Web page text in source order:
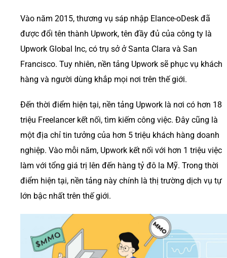
Vào năm 2015, thương vụ sáp nhập Elance-oDesk đã
được đổi tên thành Upwork, tên đầy đủ của công ty là
Upwork Global Inc, có trụ sở ở Santa Clara và San
Francisco. Tuy nhiên, nền tảng Upwork sẽ phục vụ khách
hàng và người dùng khắp mọi nơi trên thế giới.
Đến thời điểm hiện tại, nền tảng Upwork là nơi có hơn 18
triệu Freelancer kết nối, tìm kiếm công việc. Đây cũng là
một địa chỉ tin tưởng của hơn 5 triệu khách hàng doanh
nghiệp. Vào mỗi năm, Upwork kết nối với hơn 1 triệu việc
làm với tổng giá trị lên đến hàng tỷ đô la Mỹ. Trong thời
điểm hiện tại, nền tảng này chính là thị trường dịch vụ tự
lớn bậc nhất trên thế giới.